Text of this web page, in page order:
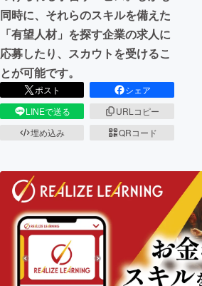
同時に、それらのスキルを備えた
「有望人材」を探す企業の求人に
応募したり、スカウトを受けるこ
とが可能です。
ポスト
シェア
LINEで送る
URLコピー
埋め込み
QRコード